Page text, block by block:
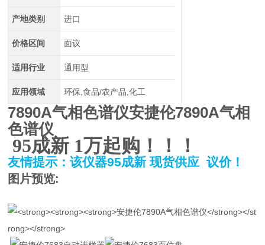
产地类别 进口
价格区间 面议
适用行业 通用型
应用领域 环保,食品/农产品,化工
7890A气相色谱仪安捷伦7890A气相
色谱仪
95成新 1万起购！！！
友情提示：该仪器95成新 现货供应 议价！
图片预览: